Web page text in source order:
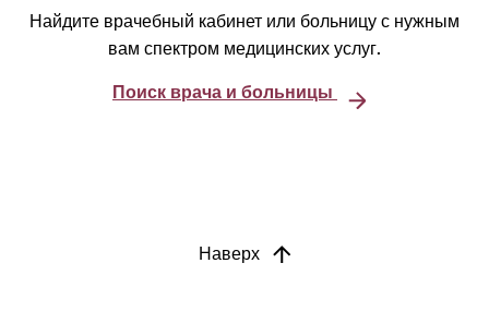
Найдите врачебный кабинет или больницу с нужным
вам спектром медицинских услуг.
Поиск врача и больницы
Наверх